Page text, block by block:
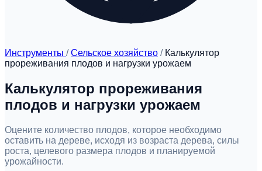
Инструменты / Сельское хозяйство / Калькулятор
прореживания плодов и нагрузки урожаем
Калькулятор прореживания
плодов и нагрузки урожаем
Оцените количество плодов, которое необходимо
оставить на дереве, исходя из возраста дерева, силы
роста, целевого размера плодов и планируемой
урожайности.